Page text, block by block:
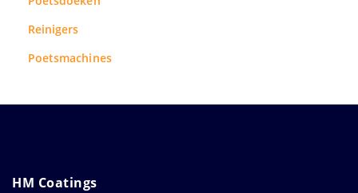
Reinigers
Poetsmachines
HM Coatings